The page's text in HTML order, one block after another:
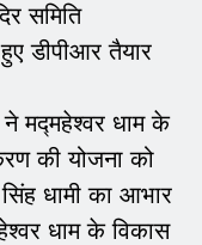
समिति
डीपीआर तैयार
मद्महेश्वर धाम के
की योजना को
धामी का आभार
धाम के विकास